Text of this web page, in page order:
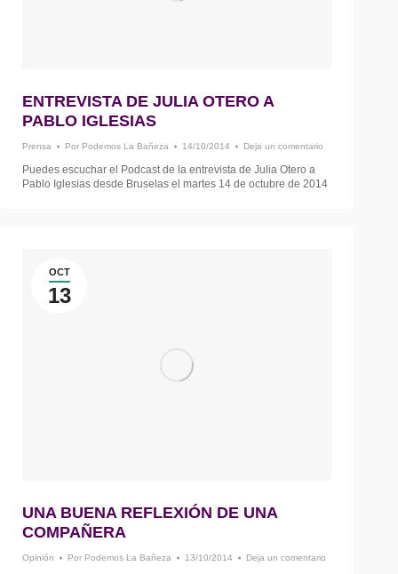
ENTREVISTA DE JULIA OTERO A
PABLO IGLESIAS
Prensa Por Podemos La Bañeza 14/10/2014 Deja un comentario
Puedes escuchar el Podcast de la entrevista de Julia Otero a
Pablo Iglesias desde Bruselas el martes 14 de octubre de 2014
OCT
13
UNA BUENA REFLEXIÓN DE UNA
COMPAÑERA
Opinión Por Podemos La Bañeza 13/10/2014 Deja un comentario